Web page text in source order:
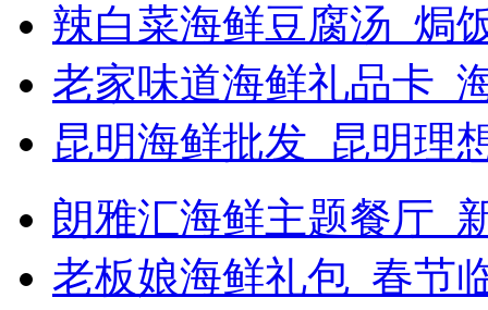
辣白菜海鲜豆腐汤_焗
老家味道海鲜礼品卡_
昆明海鲜批发_昆明理
朗雅汇海鲜主题餐厅_
老板娘海鲜礼包_春节